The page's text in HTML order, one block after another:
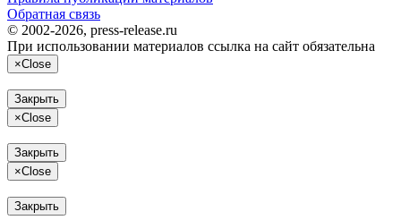
Обратная связь
© 2002-2026, press-release.ru
При использовании материалов ссылка на сайт обязательна
×Close
Закрыть
×Close
Закрыть
×Close
Закрыть